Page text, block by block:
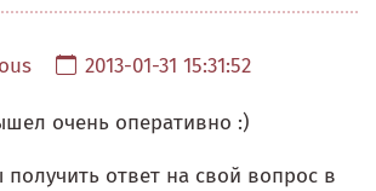
2013-01-31 15:31:52
очень оперативно :)
ответ на свой вопрос в